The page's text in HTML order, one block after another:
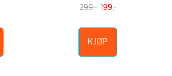
299,- 199,-
KJØP